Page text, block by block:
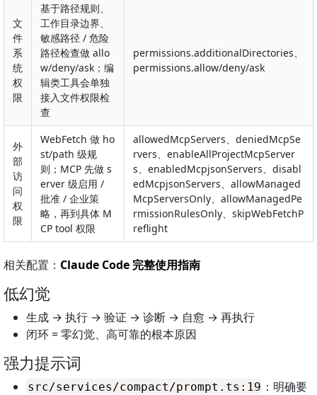
文
件
系
统
权
限
基于路径规则、
工作目录边界、
敏感路径 / 危险
路径检查做 allo
w/deny/ask；编
辑类工具会单独
接入文件权限检
查
permissions.additionalDirectories、
permissions.allow/deny/ask
外
部
访
问
权
限
WebFetch 做 ho
st/path 级规
则；MCP 先做 s
erver 级启用 /
批准 / 企业策
略，再到具体 M
CP tool 权限
allowedMcpServers、deniedMcpSe
rvers、enableAllProjectMcpServer
s、enabledMcpjsonServers、disabl
edMcpjsonServers、allowManaged
McpServersOnly、allowManagedPe
rmissionRulesOnly、skipWebFetchP
reflight
相关配置： Claude Code 完整使用指南
低幻觉
生成 → 执行 → 验证 → 诊断 → 自愈 → 再执行
闭环 = 零幻觉、高可靠的根本原因
强力提示词
src/services/compact/prompt.ts:19 ：明确要